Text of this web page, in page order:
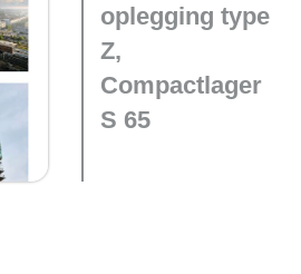
oplegging type
Z,
Compactlager
S 65